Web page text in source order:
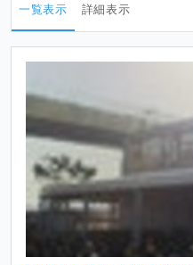
一覧表示 詳細表示